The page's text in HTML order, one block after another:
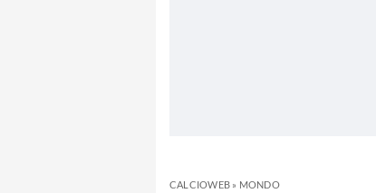
CALCIOWEB» MONDO